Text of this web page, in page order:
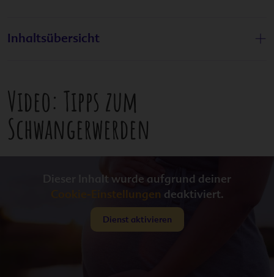
Inhaltsübersicht
Video: Tipps zum
Schwangerwerden
Dieser Inhalt wurde aufgrund deiner
Cookie-Einstellungen deaktiviert.
Dienst aktivieren